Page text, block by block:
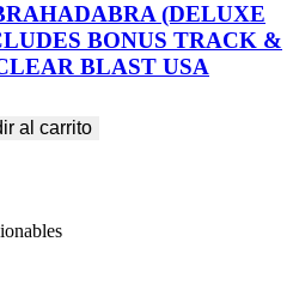
(DELUXE
BONUS TRACK &
BLAST USA
al carrito